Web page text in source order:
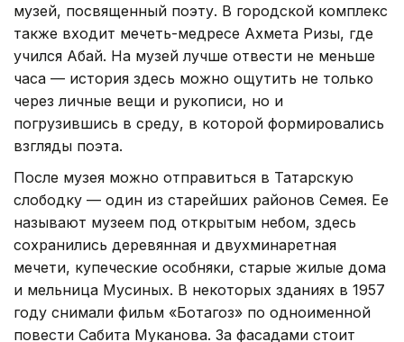
музей, посвященный поэту. В городской комплекс
также входит мечеть-медресе Ахмета Ризы, где
учился Абай. На музей лучше отвести не меньше
часа — история здесь можно ощутить не только
через личные вещи и рукописи, но и
погрузившись в среду, в которой формировались
взгляды поэта.
После музея можно отправиться в Татарскую
слободку — один из старейших районов Семея. Ее
называют музеем под открытым небом, здесь
сохранились деревянная и двухминаретная
мечети, купеческие особняки, старые жилые дома
и мельница Мусиных. В некоторых зданиях в 1957
году снимали фильм «Ботагоз» по одноименной
повести Сабита Муканова. За фасадами стоит